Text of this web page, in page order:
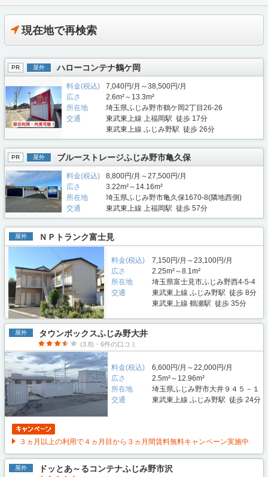
現在地で再検索
PR 屋外 ハローコンテナ鶴ケ岡
料金(税込)
7,040円/月～38,500円/月
広さ
2.6m²～13.3m²
所在地
埼玉県ふじみ野市鶴ケ岡2丁目26-26
交通
東武東上線 上福岡駅 徒歩 17分
東武東上線 ふじみ野駅 徒歩 26分
PR 屋外 ブルーストレージふじみ野市亀久保
料金(税込)
8,800円/月～27,500円/月
広さ
3.22m²～14.16m²
所在地
埼玉県ふじみ野市亀久保1670-8(隣地西側)
交通
東武東上線 上福岡駅 徒歩 57分
屋外 ＮＰトランク富士見
料金(税込)
7,150円/月～23,100円/月
広さ
2.25m²～8.1m²
所在地
埼玉県富士見市ふじみ野西4-5-4
交通
東武東上線 ふじみ野駅 徒歩 8分
東武東上線 鶴瀬駅 徒歩 35分
屋外 タウンボックスふじみ野大井
(3.8)・6件の口コミ
料金(税込)
6,600円/月～22,000円/月
広さ
2.5m²～12.96m²
所在地
埼玉県ふじみ野市大井９４５－１
交通
東武東上線 ふじみ野駅 徒歩 24分
３ヵ月以上の利用で４ヵ月目から３ヵ月間賃料無料キャンペーン実施中
屋外 ドッとあ～るコンテナふじみ野市沢